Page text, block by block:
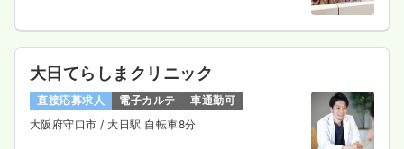
時間 8:50～17:20 （休憩60分）
担当業務未経験可
ブランク可 月給28万円以上可
詳細を見る
大日てらしまクリニック
直接応募求人 電子カルテ
車通勤可
大阪府守口市 / 大日駅 自転車8分